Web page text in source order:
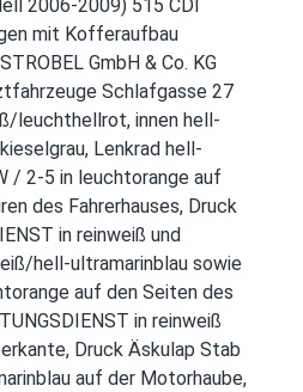
2006-2009) 515 CDI
mit Kofferaufbau
GmbH & Co. KG
Schlafgasse 27
leuchthellrot, innen hell-
Lenkrad hell-
/ 2-5 in leuchtorange auf
des Fahrerhauses, Druck
in reinweiß und
hell-ultramarinblau sowie
auf den Seiten des
in reinweiß
Druck Äskulap Stab
auf der Motorhaube,